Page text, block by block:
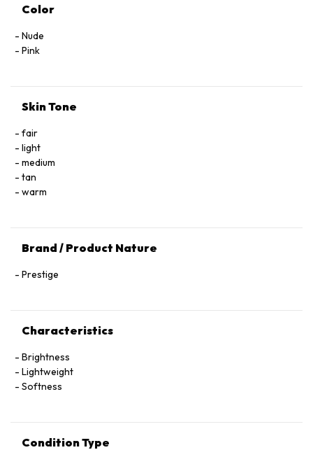
Color
Nude
Pink
Skin Tone
fair
light
medium
tan
warm
Brand / Product Nature
Prestige
Characteristics
Brightness
Lightweight
Softness
Condition Type